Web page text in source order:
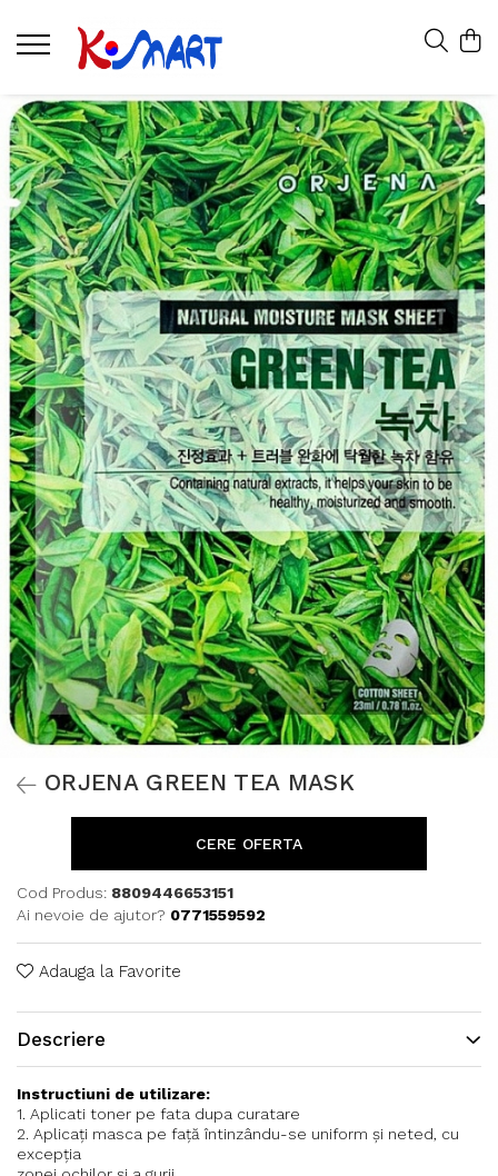
ORJENA GREEN TEA MASK
CERE OFERTA
Cod Produs: 8809446653151
Ai nevoie de ajutor? 0771559592
Adauga la Favorite
Descriere
Instructiuni de utilizare:
1. Aplicati toner pe fata dupa curatare
2. Aplicați masca pe față întinzându-se uniform și neted, cu
excepția